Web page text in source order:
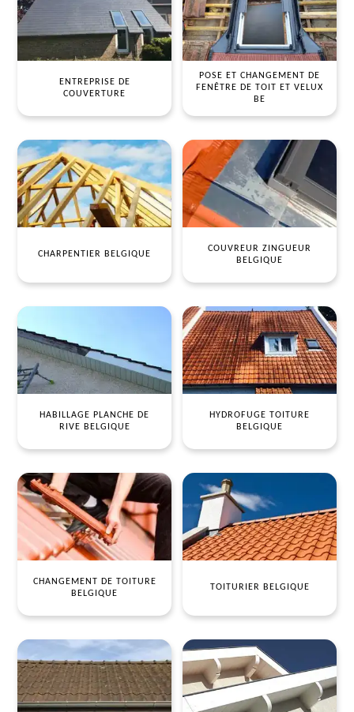
ENTREPRISE DE
COUVERTURE
POSE ET CHANGEMENT DE
FENÊTRE DE TOIT ET VELUX
BE
CHARPENTIER BELGIQUE
COUVREUR ZINGUEUR
BELGIQUE
HABILLAGE PLANCHE DE
RIVE BELGIQUE
HYDROFUGE TOITURE
BELGIQUE
CHANGEMENT DE TOITURE
BELGIQUE
TOITURIER BELGIQUE